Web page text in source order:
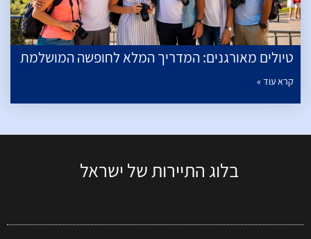
טיולים מאורגנים: המדריך המלא לחופשה המושלמת
קרא עוד »
בלוג התיירות של ישראל